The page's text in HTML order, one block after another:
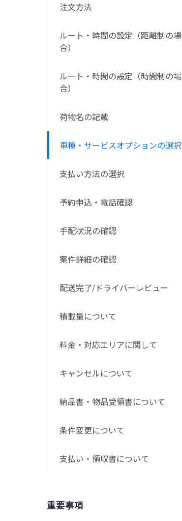
注文方法
ルート・時間の設定（距離制の場
合）
ルート・時間の設定（時間制の場
合）
荷物名の記載
車種・サービスオプションの選択
支払い方法の選択
予約申込・電話確認
手配状況の確認
案件詳細の確認
配送完了/ドライバーレビュー
積載量について
料金・対応エリアに関して
キャンセルについて
納品書・物品受領書について
条件変更について
支払い・領収書について
重要事項